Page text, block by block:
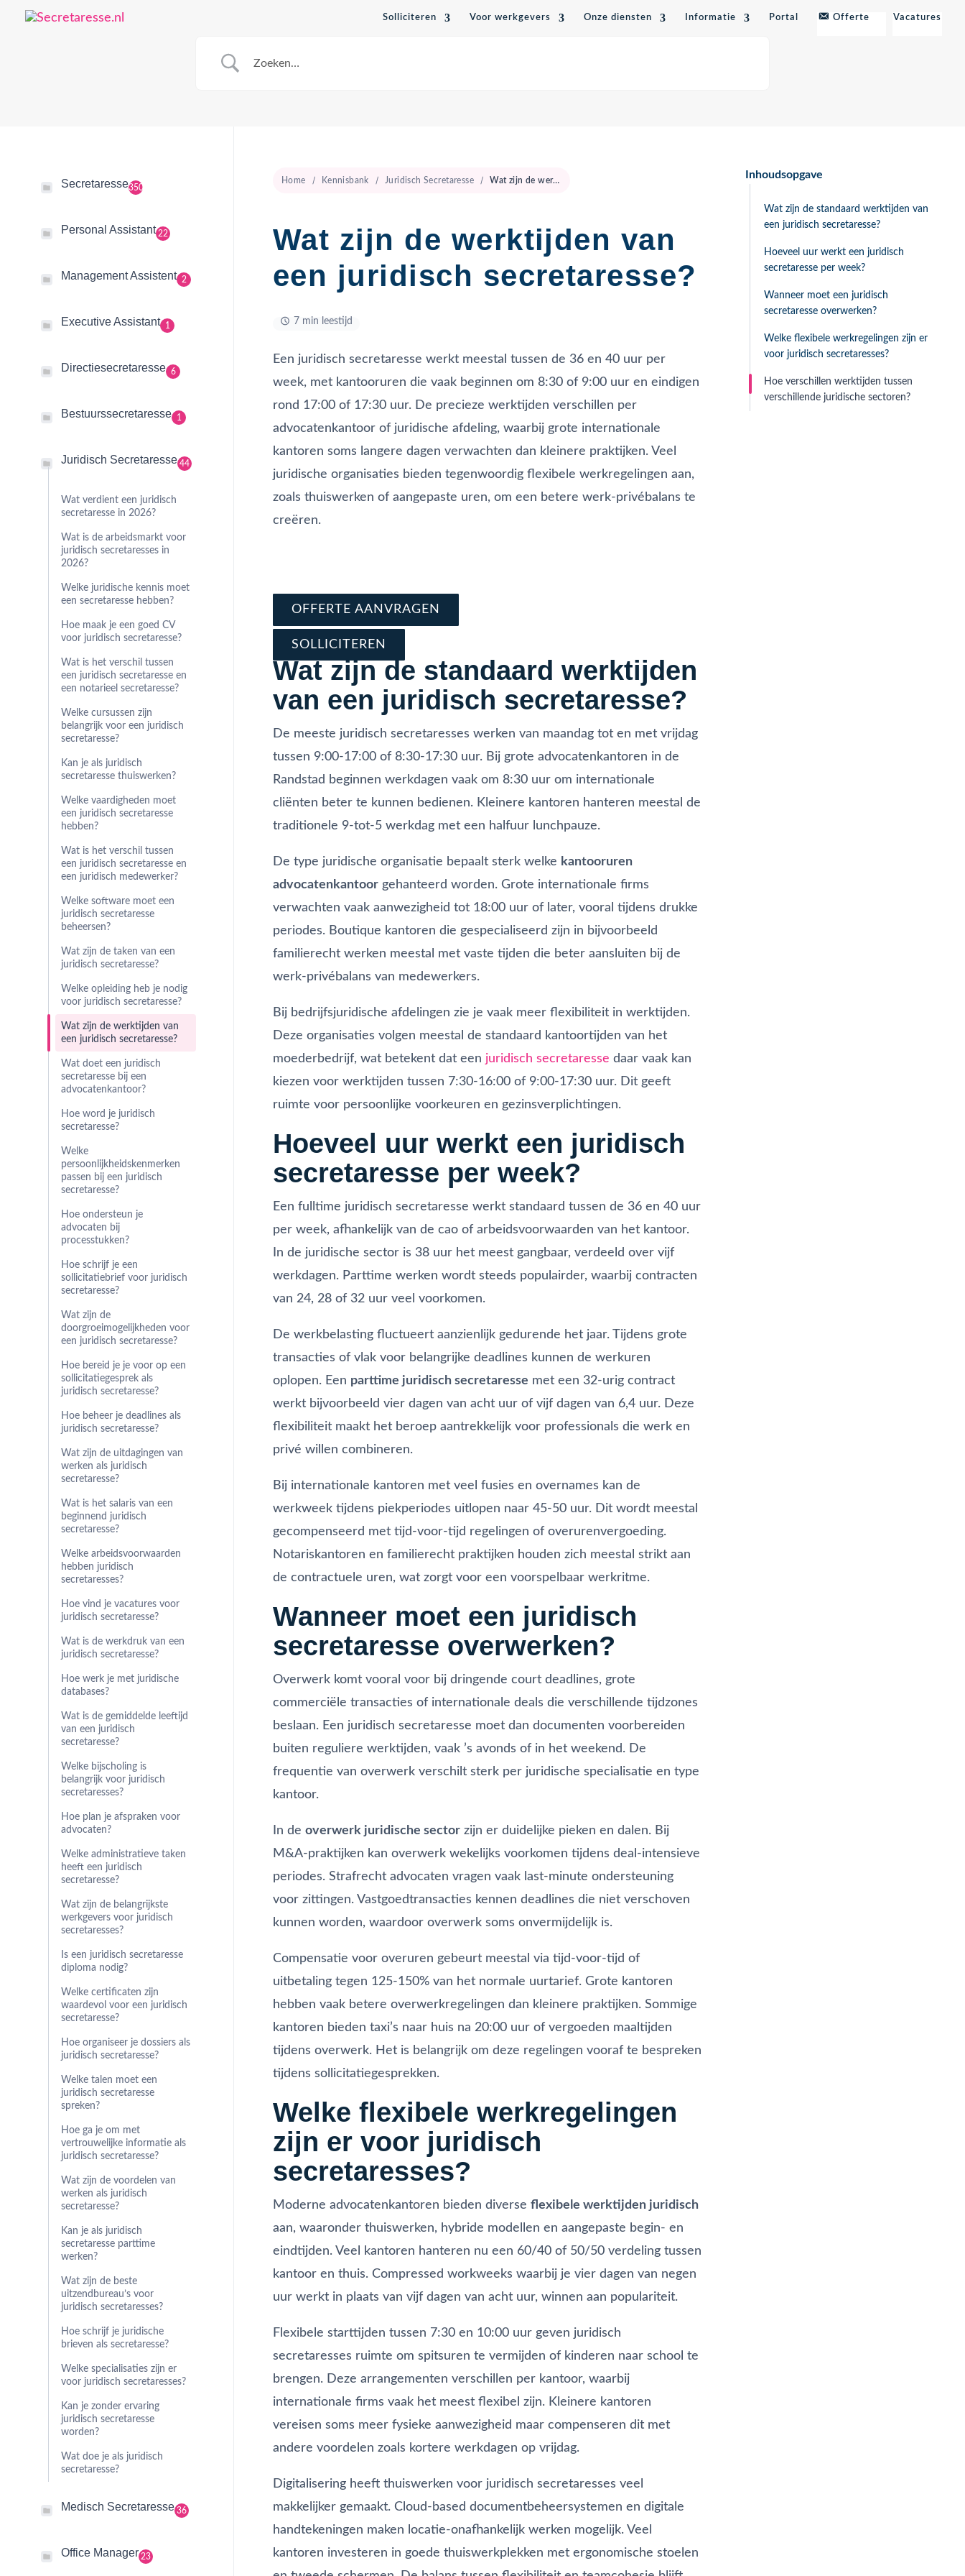
Solliciteren Voor werkgevers Onze diensten Informatie Portal Offerte Vacatures
Secretaresse350
Personal Assistant 22
Management Assistent 2
Executive Assistant 1
Directiesecretaresse 6
Bestuurssecretaresse 1
Juridisch Secretaresse 44
Wat verdient een juridisch
secretaresse in 2026?
Wat is de arbeidsmarkt voor
juridisch secretaresses in
2026?
Welke juridische kennis moet
een secretaresse hebben?
Hoe maak je een goed CV
voor juridisch secretaresse?
Wat is het verschil tussen
een juridisch secretaresse en
een notarieel secretaresse?
Welke cursussen zijn
belangrijk voor een juridisch
secretaresse?
Kan je als juridisch
secretaresse thuiswerken?
Welke vaardigheden moet
een juridisch secretaresse
hebben?
Wat is het verschil tussen
een juridisch secretaresse en
een juridisch medewerker?
Welke software moet een
juridisch secretaresse
beheersen?
Wat zijn de taken van een
juridisch secretaresse?
Welke opleiding heb je nodig
voor juridisch secretaresse?
Wat zijn de werktijden van
een juridisch secretaresse?
Wat doet een juridisch
secretaresse bij een
advocatenkantoor?
Hoe word je juridisch
secretaresse?
Welke
persoonlijkheidskenmerken
passen bij een juridisch
secretaresse?
Hoe ondersteun je
advocaten bij
processtukken?
Hoe schrijf je een
sollicitatiebrief voor juridisch
secretaresse?
Wat zijn de
doorgroeimogelijkheden voor
een juridisch secretaresse?
Hoe bereid je je voor op een
sollicitatiegesprek als
juridisch secretaresse?
Hoe beheer je deadlines als
juridisch secretaresse?
Wat zijn de uitdagingen van
werken als juridisch
secretaresse?
Wat is het salaris van een
beginnend juridisch
secretaresse?
Welke arbeidsvoorwaarden
hebben juridisch
secretaresses?
Hoe vind je vacatures voor
juridisch secretaresse?
Wat is de werkdruk van een
juridisch secretaresse?
Hoe werk je met juridische
databases?
Wat is de gemiddelde leeftijd
van een juridisch
secretaresse?
Welke bijscholing is
belangrijk voor juridisch
secretaresses?
Hoe plan je afspraken voor
advocaten?
Welke administratieve taken
heeft een juridisch
secretaresse?
Wat zijn de belangrijkste
werkgevers voor juridisch
secretaresses?
Is een juridisch secretaresse
diploma nodig?
Welke certificaten zijn
waardevol voor een juridisch
secretaresse?
Hoe organiseer je dossiers als
juridisch secretaresse?
Welke talen moet een
juridisch secretaresse
spreken?
Hoe ga je om met
vertrouwelijke informatie als
juridisch secretaresse?
Wat zijn de voordelen van
werken als juridisch
secretaresse?
Kan je als juridisch
secretaresse parttime
werken?
Wat zijn de beste
uitzendbureau’s voor
juridisch secretaresses?
Hoe schrijf je juridische
brieven als secretaresse?
Welke specialisaties zijn er
voor juridisch secretaresses?
Kan je zonder ervaring
juridisch secretaresse
worden?
Wat doe je als juridisch
secretaresse?
Medisch Secretaresse 36
Office Manager 23
Home Kennisbank Juridisch Secretaresse Wat zijn de werktijden van een juridisch secretaresse?
Wat zijn de werktijden van
een juridisch secretaresse?
7 min leestijd
Een juridisch secretaresse werkt meestal tussen de 36 en 40 uur per
week, met kantooruren die vaak beginnen om 8:30 of 9:00 uur en eindigen
rond 17:00 of 17:30 uur. De precieze werktijden verschillen per
advocatenkantoor of juridische afdeling, waarbij grote internationale
kantoren soms langere dagen verwachten dan kleinere praktijken. Veel
juridische organisaties bieden tegenwoordig flexibele werkregelingen aan,
zoals thuiswerken of aangepaste uren, om een betere werk-privébalans te
creëren.
OFFERTE AANVRAGEN
SOLLICITEREN
Wat zijn de standaard werktijden
van een juridisch secretaresse?
De meeste juridisch secretaresses werken van maandag tot en met vrijdag
tussen 9:00-17:00 of 8:30-17:30 uur. Bij grote advocatenkantoren in de
Randstad beginnen werkdagen vaak om 8:30 uur om internationale
cliënten beter te kunnen bedienen. Kleinere kantoren hanteren meestal de
traditionele 9-tot-5 werkdag met een halfuur lunchpauze.
De type juridische organisatie bepaalt sterk welke kantooruren
advocatenkantoorgehanteerd worden. Grote internationale firms
verwachten vaak aanwezigheid tot 18:00 uur of later, vooral tijdens drukke
periodes. Boutique kantoren die gespecialiseerd zijn in bijvoorbeeld
familierecht werken meestal met vaste tijden die beter aansluiten bij de
werk-privébalans van medewerkers.
Bij bedrijfsjuridische afdelingen zie je vaak meer flexibiliteit in werktijden.
Deze organisaties volgen meestal de standaard kantoortijden van het
moederbedrijf, wat betekent dat een juridisch secretaresse daar vaak kan
kiezen voor werktijden tussen 7:30-16:00 of 9:00-17:30 uur. Dit geeft
ruimte voor persoonlijke voorkeuren en gezinsverplichtingen.
Hoeveel uur werkt een juridisch
secretaresse per week?
Een fulltime juridisch secretaresse werkt standaard tussen de 36 en 40 uur
per week, afhankelijk van de cao of arbeidsvoorwaarden van het kantoor.
In de juridische sector is 38 uur het meest gangbaar, verdeeld over vijf
werkdagen. Parttime werken wordt steeds populairder, waarbij contracten
van 24, 28 of 32 uur veel voorkomen.
De werkbelasting fluctueert aanzienlijk gedurende het jaar. Tijdens grote
transacties of vlak voor belangrijke deadlines kunnen de werkuren
oplopen. Een parttime juridisch secretaresse met een 32-urig contract
werkt bijvoorbeeld vier dagen van acht uur of vijf dagen van 6,4 uur. Deze
flexibiliteit maakt het beroep aantrekkelijk voor professionals die werk en
privé willen combineren.
Bij internationale kantoren met veel fusies en overnames kan de
werkweek tijdens piekperiodes uitlopen naar 45-50 uur. Dit wordt meestal
gecompenseerd met tijd-voor-tijd regelingen of overurenvergoeding.
Notariskantoren en familierecht praktijken houden zich meestal strikt aan
de contractuele uren, wat zorgt voor een voorspelbaar werkritme.
Wanneer moet een juridisch
secretaresse overwerken?
Overwerk komt vooral voor bij dringende court deadlines, grote
commerciële transacties of internationale deals die verschillende tijdzones
beslaan. Een juridisch secretaresse moet dan documenten voorbereiden
buiten reguliere werktijden, vaak ’s avonds of in het weekend. De
frequentie van overwerk verschilt sterk per juridische specialisatie en type
kantoor.
In de overwerk juridische sectorzijn er duidelijke pieken en dalen. Bij
M&A-praktijken kan overwerk wekelijks voorkomen tijdens deal-intensieve
periodes. Strafrecht advocaten vragen vaak last-minute ondersteuning
voor zittingen. Vastgoedtransacties kennen deadlines die niet verschoven
kunnen worden, waardoor overwerk soms onvermijdelijk is.
Compensatie voor overuren gebeurt meestal via tijd-voor-tijd of
uitbetaling tegen 125-150% van het normale uurtarief. Grote kantoren
hebben vaak betere overwerkregelingen dan kleinere praktijken. Sommige
kantoren bieden taxi’s naar huis na 20:00 uur of vergoeden maaltijden
tijdens overwerk. Het is belangrijk om deze regelingen vooraf te bespreken
tijdens sollicitatiegesprekken.
Welke flexibele werkregelingen
zijn er voor juridisch
secretaresses?
Moderne advocatenkantoren bieden diverse flexibele werktijden juridisch
aan, waaronder thuiswerken, hybride modellen en aangepaste begin- en
eindtijden. Veel kantoren hanteren nu een 60/40 of 50/50 verdeling tussen
kantoor en thuis. Compressed workweeks waarbij je vier dagen van negen
uur werkt in plaats van vijf dagen van acht uur, winnen aan populariteit.
Flexibele starttijden tussen 7:30 en 10:00 uur geven juridisch
secretaresses ruimte om spitsuren te vermijden of kinderen naar school te
brengen. Deze arrangementen verschillen per kantoor, waarbij
internationale firms vaak het meest flexibel zijn. Kleinere kantoren
vereisen soms meer fysieke aanwezigheid maar compenseren dit met
andere voordelen zoals kortere werkdagen op vrijdag.
Digitalisering heeft thuiswerken voor juridisch secretaresses veel
makkelijker gemaakt. Cloud-based documentbeheersystemen en digitale
handtekeningen maken locatie-onafhankelijk werken mogelijk. Veel
kantoren investeren in goede thuiswerkplekken met ergonomische stoelen
Inhoudsopgave
Wat zijn de standaard werktijden van
een juridisch secretaresse?
Hoeveel uur werkt een juridisch
secretaresse per week?
Wanneer moet een juridisch
secretaresse overwerken?
Welke flexibele werkregelingen zijn er
voor juridisch secretaresses?
Hoe verschillen werktijden tussen
verschillende juridische sectoren?